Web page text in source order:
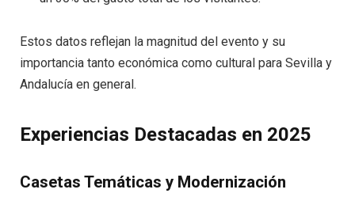
Estos datos reflejan la magnitud del evento y su
importancia tanto económica como cultural para Sevilla y
Andalucía en general.
Experiencias Destacadas en 2025
Casetas Temáticas y Modernización